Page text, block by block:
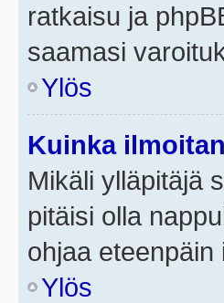
ratkaisu ja
saamasi
Ylös
Kuinka
Mikäli ylläpitäjä
pitäisi olla
ohjaa
Ylös